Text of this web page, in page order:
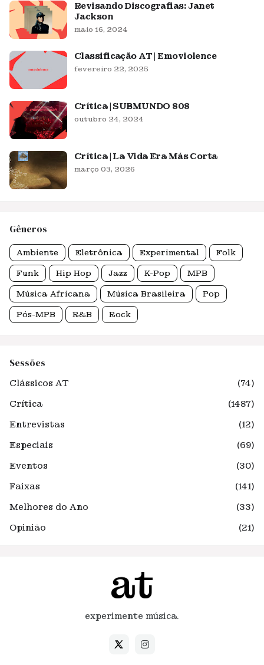
Revisando Discografias: Janet
Jackson
maio 16, 2024
Classificação AT | Emoviolence
fevereiro 22, 2025
Crítica | SUBMUNDO 808
outubro 24, 2024
Crítica | La Vida Era Más Corta
março 03, 2026
Gêneros
Ambiente Eletrônica Experimental Folk
Funk Hip Hop Jazz K-Pop MPB
Música Africana Música Brasileira Pop
Pós-MPB R&B Rock
Sessões
Clássicos AT
(74)
Crítica
(1487)
Entrevistas
(12)
Especiais
(69)
Eventos
(30)
Faixas
(141)
Melhores do Ano
(33)
Opinião
(21)
experimente música.